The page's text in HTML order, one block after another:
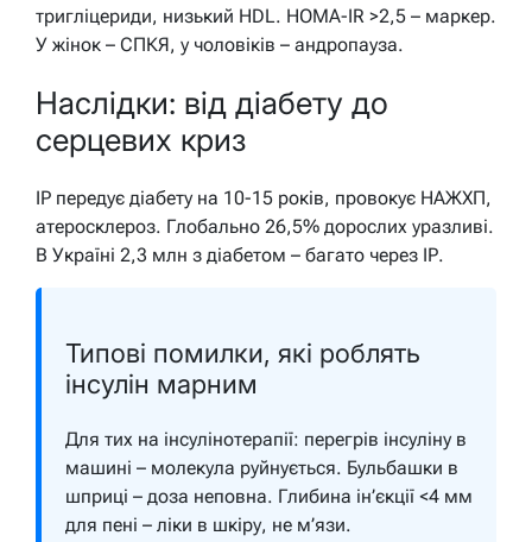
тригліцериди, низький HDL. HOMA-IR >2,5 – маркер.
У жінок – СПКЯ, у чоловіків – андропауза.
Наслідки: від діабету до
серцевих криз
ІР передує діабету на 10-15 років, провокує НАЖХП,
атеросклероз. Глобально 26,5% дорослих уразливі.
В Україні 2,3 млн з діабетом – багато через ІР.
Типові помилки, які роблять
інсулін марним
Для тих на інсулінотерапії: перегрів інсуліну в
машині – молекула руйнується. Бульбашки в
шприці – доза неповна. Глибина ін’єкції <4 мм
для пені – ліки в шкіру, не м’язи.